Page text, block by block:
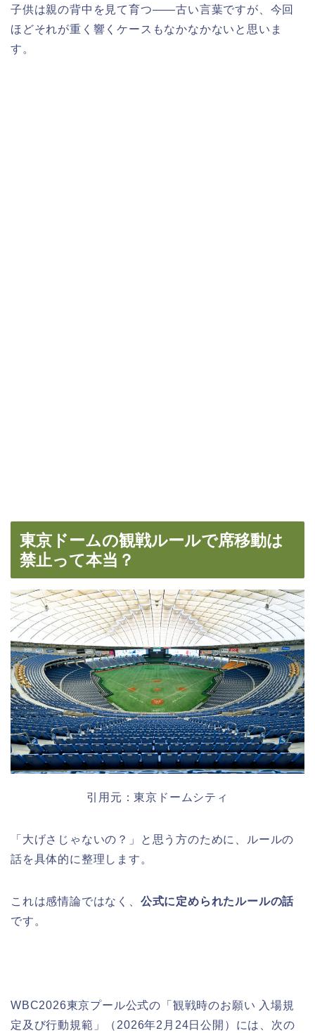
子供は親の背中を見て育つ——古い言葉ですが、今回
ほどそれが重く響くケースもなかなかないと思いま
す。
東京ドームの観戦ルールで席移動は
禁止って本当？
引用元：東京ドームシティ
「大げさじゃないの？」と思う方のために、ルールの
話を具体的に整理します。
これは感情論ではなく、 公式に定められたルールの話
です。
WBC2026東京プール公式の「観戦時のお願い 入場規
定及び行動規範」（2026年2月24日公開）には、次の